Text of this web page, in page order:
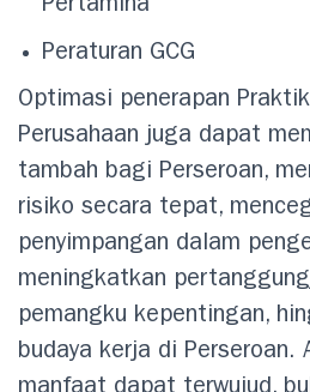
Pertamina
Peraturan GCG
Optimasi penerapan
Perusahaan juga dapat
tambah bagi Perseroan,
risiko secara tepat,
penyimpangan dalam
meningkatkan
pemangku kepentingan,
budaya kerja di Perseroan.